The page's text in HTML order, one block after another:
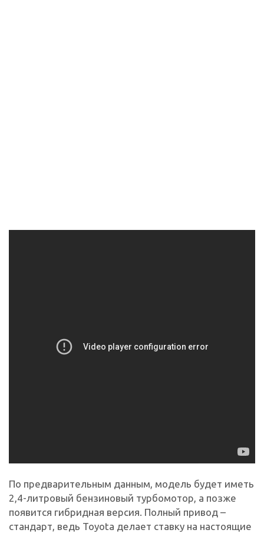
По предварительным данным, модель будет иметь
2,4-литровый бензиновый турбомотор, а позже
появится гибридная версия. Полный привод –
стандарт, ведь Toyota делает ставку на настоящие